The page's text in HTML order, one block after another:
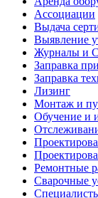
Ассоциации
Выдача
Выявление
Журналы и
Заправка
Заправка
Лизинг
Монтаж и
Обучение и
Ремонтные
Сварочные